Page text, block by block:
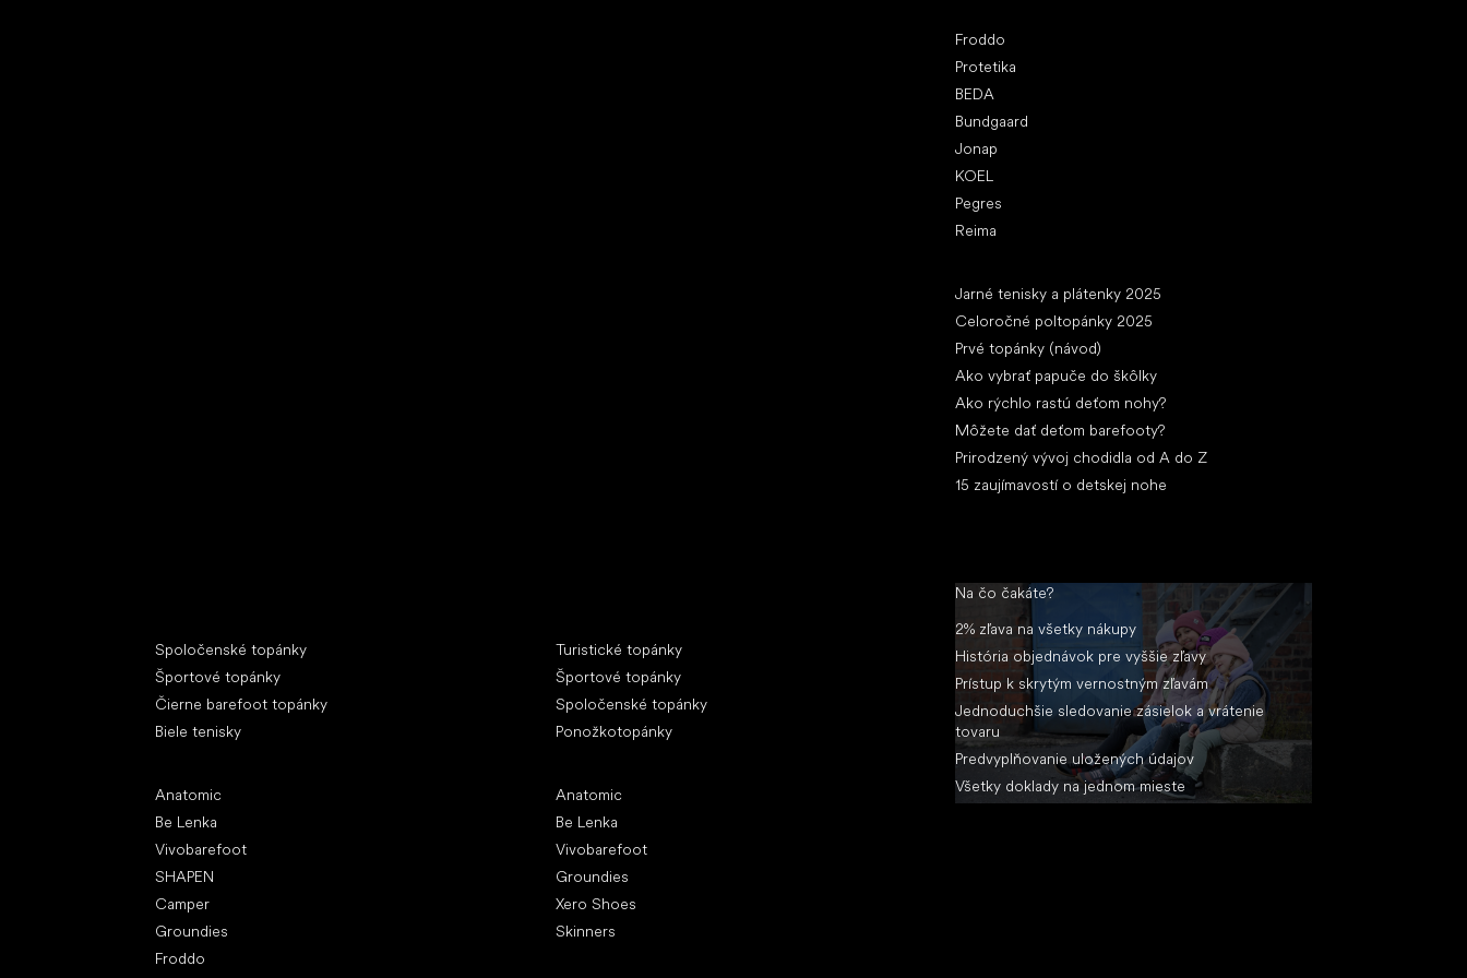
Froddo
Protetika
BEDA
Bundgaard
Jonap
KOEL
Pegres
Reima
Jarné tenisky a plátenky 2025
Celoročné poltopánky 2025
Prvé topánky (návod)
Ako vybrať papuče do škôlky
Ako rýchlo rastú deťom nohy?
Môžete dať deťom barefooty?
Prirodzený vývoj chodidla od A do Z
15 zaujímavostí o detskej nohe
Spoločenské topánky
Športové topánky
Čierne barefoot topánky
Biele tenisky
Anatomic
Be Lenka
Vivobarefoot
SHAPEN
Camper
Groundies
Froddo
Turistické topánky
Športové topánky
Spoločenské topánky
Ponožkotopánky
Anatomic
Be Lenka
Vivobarefoot
Groundies
Xero Shoes
Skinners
Na čo čakáte?
2% zľava na všetky nákupy
História objednávok pre vyššie zľavy
Prístup k skrytým vernostným zľavám
Jednoduchšie sledovanie zásielok a vrátenie
tovaru
Predvyplňovanie uložených údajov
Všetky doklady na jednom mieste